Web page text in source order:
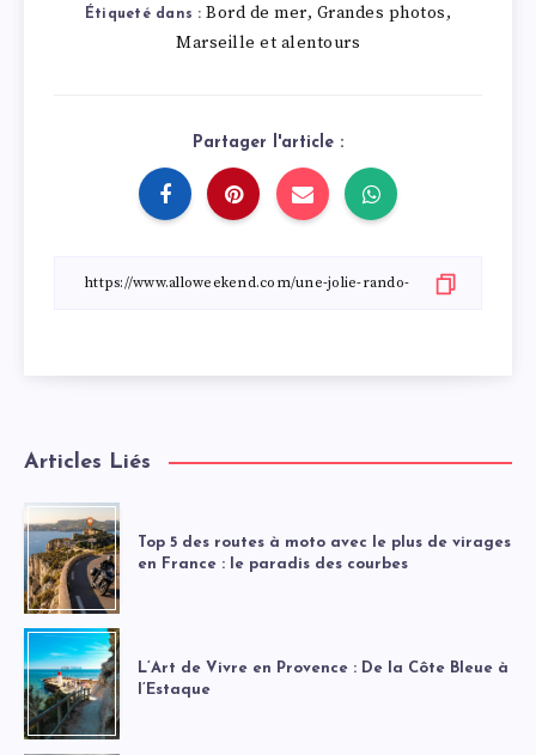
Étiqueté dans : Bord de mer, Grandes photos,
Marseille et alentours
Partager l'article :
Articles Liés
Top 5 des routes à moto avec le plus de virages
en France : le paradis des courbes
L’Art de Vivre en Provence : De la Côte Bleue à
l’Estaque